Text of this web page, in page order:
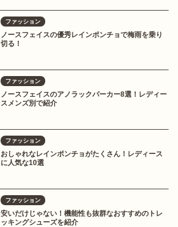
ファッション
ノースフェイスの優秀レインポンチョで梅雨を乗り
切る！
ファッション
ノースフェイスのアノラックパーカー8選！レディー
スメンズ別で紹介
ファッション
おしゃれなレインポンチョがたくさん！レディース
に人気な10選
ファッション
安いだけじゃない！機能性も抜群なおすすめのトレ
ッキングシューズを紹介